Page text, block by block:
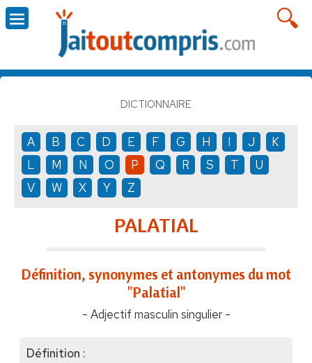
DICTIONNAIRE
A B C D E F G H I J
K
L
M N O P Q R S T
U
V
W X Y Z
PALATIAL
Définition, synonymes et antonymes du mot
"Palatial"
- Adjectif masculin singulier -
Définition :